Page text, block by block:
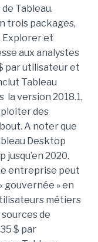
Tableau.
trois packages,
Explorer et
aux analystes
par utilisateur et
Tableau
la version 2018.1,
des
A noter que
Desktop
2020.
entreprise peut
gouvernée » en
métiers
de
$ par